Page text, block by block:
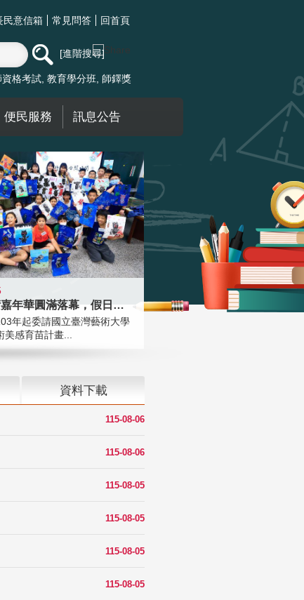
民意信箱 常見問答 回首頁
進階搜尋
資格考試 教育學分班 師鐸獎
便民服務 訊息公告
學校藝術嘉年華圓滿落幕，假日學校接
年起委請國立臺灣藝術大學
感育苗計畫...
資料下載
115-08-06
115-08-06
115-08-05
115-08-05
115-08-05
115-08-05